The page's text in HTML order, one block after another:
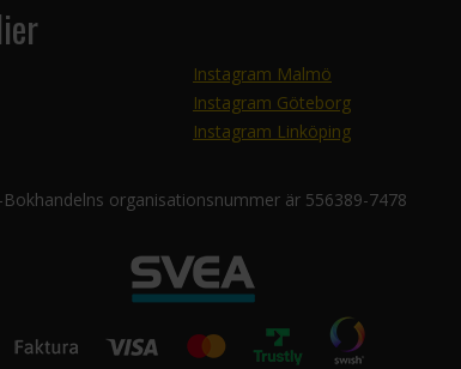
Instagram Malmö
Instagram Göteborg
Instagram Linköping
Bokhandelns organisationsnummer är 556389-7478